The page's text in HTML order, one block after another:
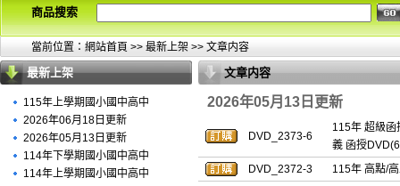
商品搜索
當前位置： 網站首頁 >> 最新上架 >> 文章内容
最新上架
115年上學期國小國中高中
2026年06月18日更新
2026年05月13日更新
114年下學期國小國中高中
114年上學期國小國中高中
文章内容
2026年05月13日更新
DVD_2373-6
115年 超級函
義 函授
DVD_2372-3
115年 高點/